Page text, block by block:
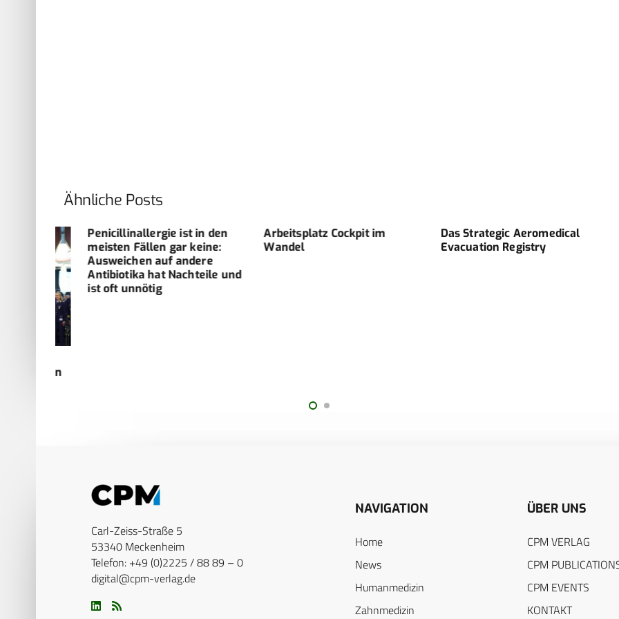
Ähnliche Posts
Penicillinallergie ist in den
meisten Fällen gar keine:
Ausweichen auf andere
Antibiotika hat Nachteile und
ist oft unnötig
Arbeitsplatz Cockpit im
Wandel
Das Strategic Aeromedical
Evacuation Registry
Carl-Zeiss-Straße 5
53340 Meckenheim
Telefon: +49 (0)2225 / 88 89 – 0
digital@cpm-verlag.de
NAVIGATION
Home
News
Humanmedizin
Zahnmedizin
ÜBER UNS
CPM VERLAG
CPM
CPM EVENTS
KONTAKT